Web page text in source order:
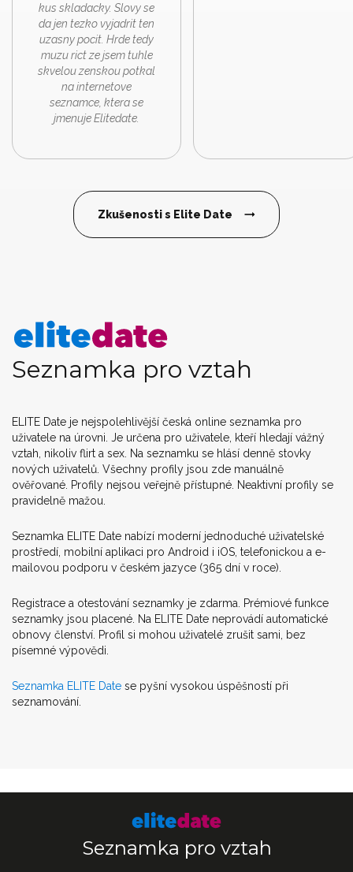
kus skladacky. Slovy se
da jen tezko vyjadrit ten
uzasny pocit. Hrde tedy
muzu rict ze jsem tuhle
skvelou zenskou potkal
na internetove
seznamce, ktera se
jmenuje Elitedate.
Zkušenosti s Elite Date
Seznamka pro vztah
ELITE Date je nejspolehlivější česká online seznamka pro
uživatele na úrovni. Je určena pro uživatele, kteří hledají vážný
vztah, nikoliv flirt a sex. Na seznamku se hlásí denně stovky
nových uživatelů. Všechny profily jsou zde manuálně
ověřované. Profily nejsou veřejně přístupné. Neaktivní profily se
pravidelně mažou.
Seznamka ELITE Date nabízí moderní jednoduché uživatelské
prostředí, mobilní aplikaci pro Android i iOS, telefonickou a e-
mailovou podporu v českém jazyce (365 dní v roce).
Registrace a otestování seznamky je zdarma. Prémiové funkce
seznamky jsou placené. Na ELITE Date neprovádí automatické
obnovy členství. Profil si mohou uživatelé zrušit sami, bez
písemné výpovědi.
Seznamka ELITE Date se pyšní vysokou úspěšností při
seznamování.
Seznamka pro vztah